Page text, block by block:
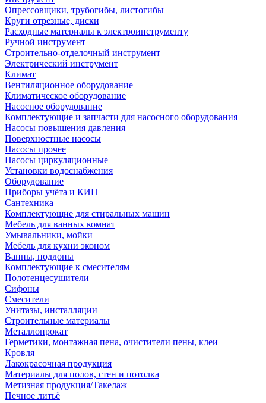
Опрессовщики, трубогибы, листогибы
Круги отрезные, диски
Расходные материалы к электроинструменту
Ручной инструмент
Строительно-отделочный инструмент
Электрический инструмент
Климат
Вентиляционное оборудование
Климатическое оборудование
Насосное оборудование
Комплектующие и запчасти для насосного оборудования
Насосы повышения давления
Поверхностные насосы
Насосы прочее
Насосы циркуляционные
Установки водоснабжения
Оборудование
Приборы учёта и КИП
Сантехника
Комплектующие для стиральных машин
Мебель для ванных комнат
Умывальники, мойки
Мебель для кухни эконом
Ванны, поддоны
Комплектующие к смесителям
Полотенцесушители
Сифоны
Смесители
Унитазы, инсталляции
Строительные материалы
Металлопрокат
Герметики, монтажная пена, очистители пены, клеи
Кровля
Лакокрасочная продукция
Материалы для полов, стен и потолка
Метизная продукция/Такелаж
Печное литьё